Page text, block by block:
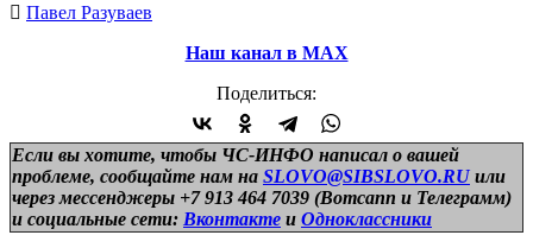
Павел Разуваев
Наш канал в МАХ
Поделиться:
Если вы хотите, чтобы ЧС-ИНФО написал о вашей
проблеме, сообщайте нам на SLOVO@SIBSLOVO.RU или
через мессенджеры +7 913 464 7039 (Вотсапп и Телеграмм)
и социальные сети: Вконтакте и Одноклассники